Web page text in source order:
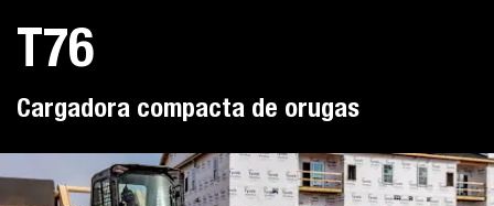
T76
Cargadora compacta de orugas